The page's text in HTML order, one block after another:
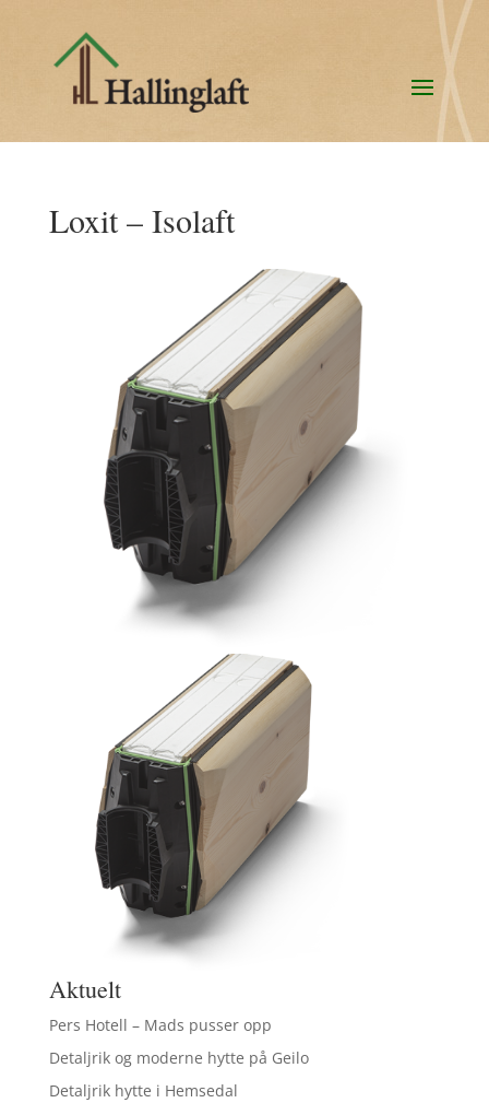
Loxit – Isolaft
Aktuelt
Pers Hotell – Mads pusser opp
Detaljrik og moderne hytte på Geilo
Detaljrik hytte i Hemsedal